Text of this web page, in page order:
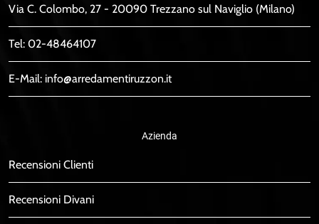
Via C. Colombo, 27 - 20090 Trezzano sul Naviglio (Milano)
Tel: 02-48464107
E-Mail: info@arredamentiruzzon.it
Azienda
Recensioni Clienti
Recensioni Divani